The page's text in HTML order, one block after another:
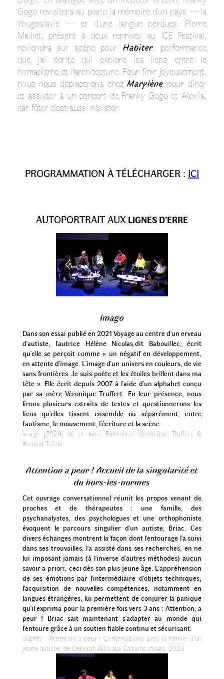
Gogo revisitera au piano la mémoire d'un pays — la
Yougoslavie — et d'une langue perdues. Pierre
Maillet, présent à deux reprises au ICE Festival,
reviendra sur scène pour Habiter, performance
que j'ai écrite qui explore les liens entre le
nomadisme et l’architecture. Pour finir joyeusement,
nous nous déplacerons chez Marylène pour dîner
et assister à un concert de Franky Gogo et Alex·ia,
car fêter c'est aussi résister.
PROGRAMMATION À TÉLÉCHARGER : ICI
AUTOPORTRAIT AUX LIGNES D’ERRE
Imago
Dans son essai publié en 2021 Voyage au centre d'un erveau
d'autiste, l'autrice Hélène Nicolas,dit Babouillec, écrit
qu'elle se perçoit comme « un négatif en développement,
en attente d'image. L'image d'un univers en couleurs, de vie
sans frontières. Je suis poète et les étoiles brillent dans ma
tête ». Elle écrit depuis 2007 à l'aide d'un alphabet conçu
par sa mère Véronique Truffert. En leur présence, nous
lirons plusieurs extraits de textes et questionnerons les
liens qu'elles tissent ensemble ou séparément, entre
l'autisme, le mouvement, l'écriture et la scène.
Imago [2024] de et avec Babouillec Véronique Truffert &
Renaud Tefnin
Attention a peur ! Accueil de la singularité et
du hors-les-normes
Cet ouvrage conversationnel réunit les propos venant de
proches et de thérapeutes : une famille, des
psychanalystes, des psychologues et une orthophoniste
évoquent le parcours singulier d'un autiste, Briac. Ces
divers échanges montrent la façon dont l'entourage l'a suivi
dans ses trouvailles, l'a assisté dans ses recherches, en ne
lui imposant jamais (à l'inverse d'autres méthodes) aucun
savoir a priori, ceci dès son plus jeune âge. L'appréhension
de ses émotions par l'intermédiaire d'objets techniques,
l'acquisition de nouvelles compétences, notamment en
langues étrangères, lui permettent de conjurer la panique
qu'il exprima pour la première fois vers 3 ans : Attention, a
peur ! Briac sait maintenant s'adapter au monde qui
l'entoure grâce à un soutien fiable continu et sécurisant.
d'après : Attention a peur ! Conversations avec la famille d’un
jeune autiste, de Deborah Allio aux Éditions Imago, 2023